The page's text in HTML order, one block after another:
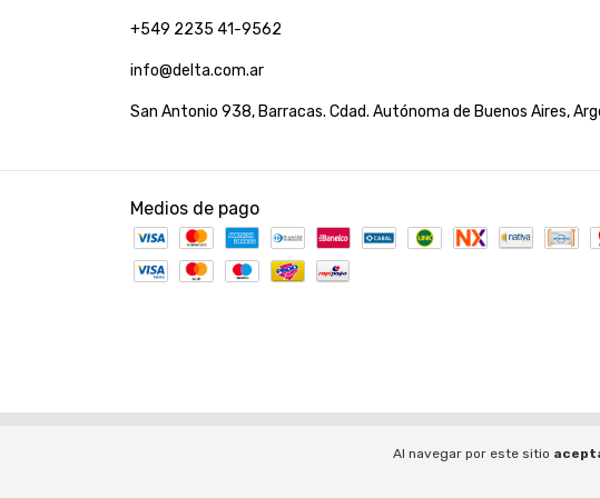
Al navegar por este sitio
+549 2235 41-9562
info@delta.com.ar
San Antonio 938, Barracas. Cdad. Autónoma de Buenos Aires,
Medios de pago